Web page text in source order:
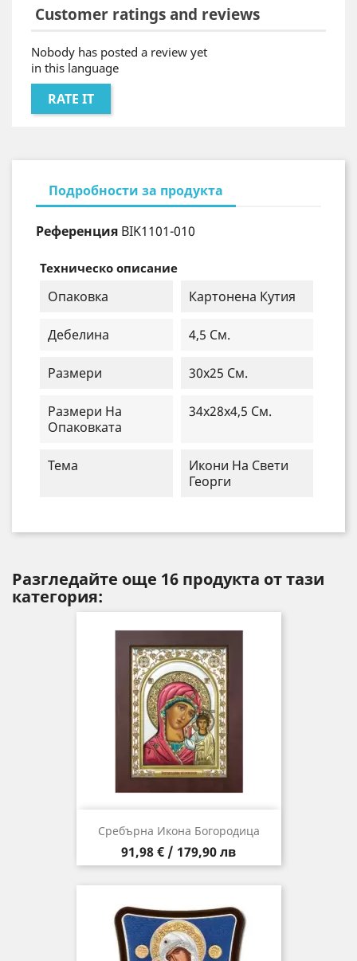
Customer ratings and reviews
Nobody has posted a review yet
in this language
RATE IT
Подробности за продукта
Референция BIK1101-010
Техническо описание
Опаковка Картонена Кутия
Дебелина 4,5 См.
Размери 30x25 См.
Размери На
Опаковката
34x28x4,5 См.
Тема
Икони На Свети
Георги
Разгледайте още 16 продукта от тази
категория:
Сребърна Икона Богородица
Цена
91,98 € / 179,90 лв